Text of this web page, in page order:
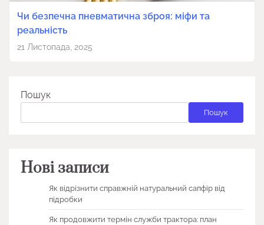
Чи безпечна пневматична зброя: міфи та
реальність
21 Листопада, 2025
Пошук
Пошук
Нові записи
Як відрізнити справжній натуральний сапфір від
підробки
Як продовжити термін служби трактора: план